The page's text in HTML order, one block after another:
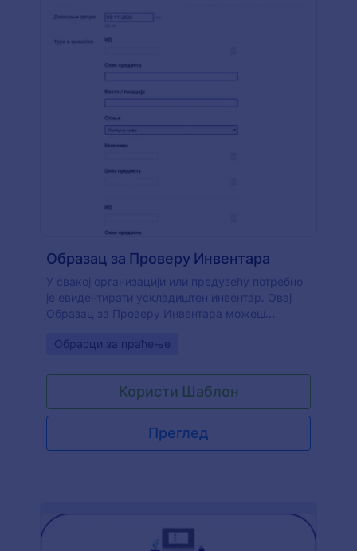
Образац за Проверу Инвентара
У свакој организацији или предузећу потребно
је евидентирати ускладиштен инвентар. Овај
Образац за Проверу Инвентара можеш
инвентара. Овај Образац за Проверу
виџет ти омогућава да динамички додаш скуп
поља кликом на дугме Додај (+). Колоне
Подесиве Листа су ИД предмета, опис
предмета, локација, стање, количина и цена
предмета. Овај образац такође има одељак о
Go to Category:
Обрасци за праћење
Користи Шаблон
Преглед